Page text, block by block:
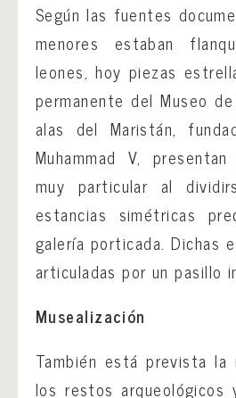
Según las fuentes
menores estaban
leones, hoy piezas
permanente del Museo
alas del Maristán,
Muhammad V,
muy particular al
estancias simétricas
galería porticada. Dichas
articuladas por un pasillo
Musealización
También está prevista la
los restos arqueológicos